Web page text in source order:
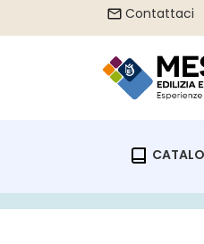
Contattaci
Pellet